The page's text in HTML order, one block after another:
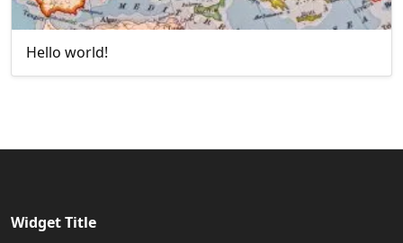
Hello world!
Widget Title